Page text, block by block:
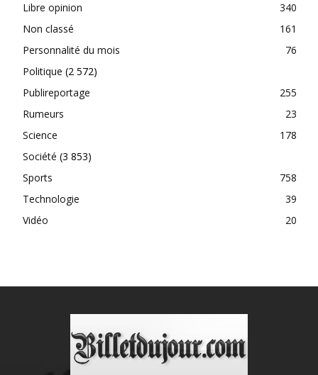
Libre opinion
340
Non classé
161
Personnalité du mois
76
Politique (2 572)
Publireportage
255
Rumeurs
23
Science
178
Société (3 853)
Sports
758
Technologie
39
Vidéo
20